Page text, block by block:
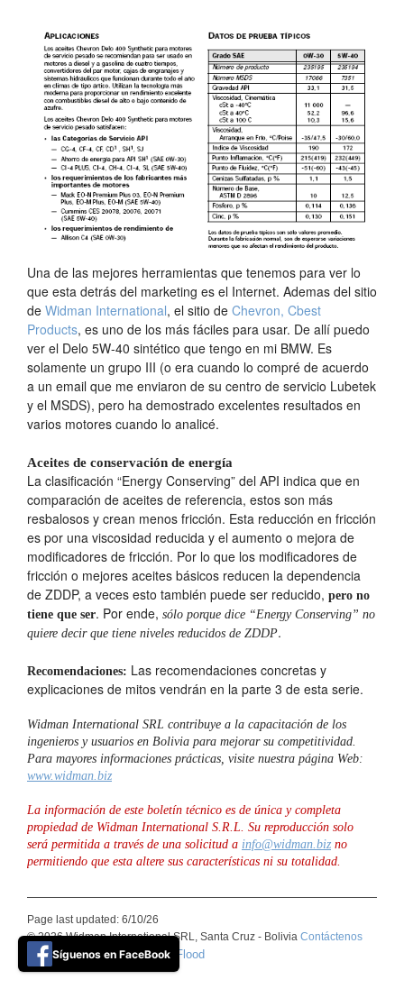
Una de las mejores herramientas que tenemos para ver lo
que esta detrás del marketing es el Internet. Ademas del sitio
de Widman International, el sitio de Chevron, Cbest
Products, es uno de los más fáciles para usar. De allí puedo
ver el Delo 5W-40 sintético que tengo en mi BMW. Es
solamente un grupo III (o era cuando lo compré de acuerdo
a un email que me enviaron de su centro de servicio Lubetek
y el MSDS), pero ha demostrado excelentes resultados en
varios motores cuando lo analicé.
Aceites de conservación de energía
La clasificación “Energy Conserving” del API indica que en
comparación de aceites de referencia, estos son más
resbalosos y crean menos fricción. Esta reducción en fricción
es por una viscosidad reducida y el aumento o mejora de
modificadores de fricción. Por lo que los modificadores de
fricción o mejores aceites básicos reducen la dependencia
de ZDDP, a veces esto también puede ser reducido, pero no
tiene que ser. Por ende, sólo porque dice “Energy Conserving” no
quiere decir que tiene niveles reducidos de ZDDP.
Recomendaciones: Las recomendaciones concretas y
explicaciones de mitos vendrán en la parte 3 de esta serie.
Widman International SRL contribuye a la capacitación de los
ingenieros y usuarios en Bolivia para mejorar su competitividad.
Para mayores informaciones prácticas, visite nuestra página Web:
www.widman.biz
La información de este boletín técnico es de única y completa
propiedad de Widman International S.R.L. Su reproducción solo
será permitida a través de una solicitud a info@widman.biz no
permitiendo que esta altere sus características ni su totalidad.
Page last updated: 6/10/26
© 2026 Widman International SRL, Santa Cruz - Bolivia Contáctenos
Basic Blue theme by ThemeFlood
Síguenos en FaceBook